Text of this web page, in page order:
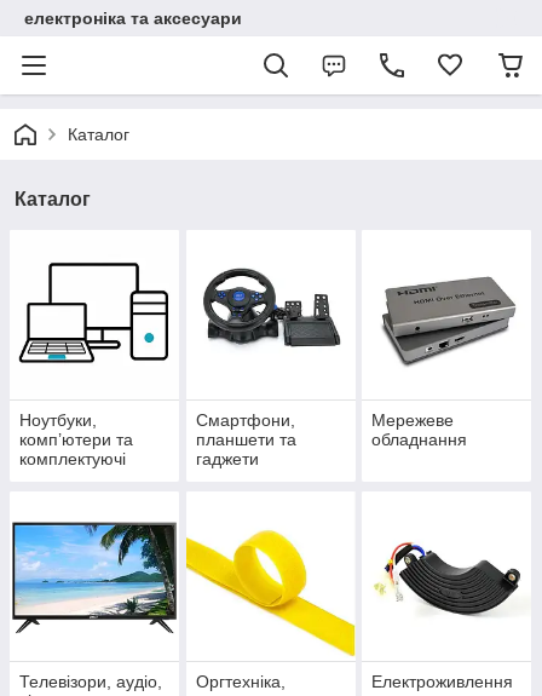
електроніка та аксесуари
Каталог
Каталог
Ноутбуки,
комп’ютери та
комплектуючі
Смартфони,
планшети та
гаджети
Мережеве
обладнання
Телевізори, аудіо,
Оргтехніка,
Електроживлення